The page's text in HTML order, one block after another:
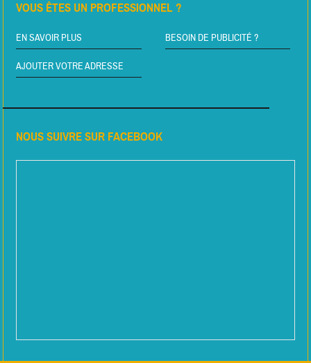
VOUS ÊTES UN PROFESSIONNEL ?
EN SAVOIR PLUS BESOIN DE PUBLICITÉ ?
AJOUTER VOTRE ADRESSE
NOUS SUIVRE SUR FACEBOOK